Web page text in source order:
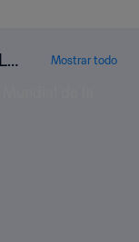
Mostrar todo